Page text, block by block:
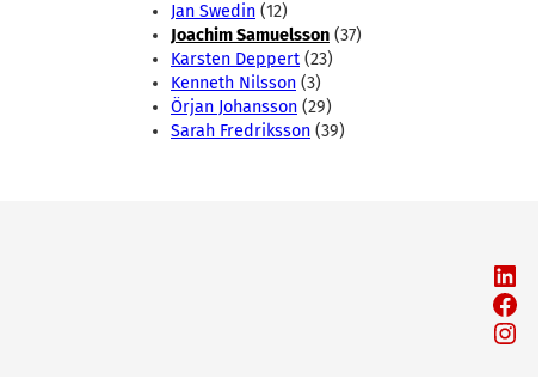
Jan Swedin (12)
Joachim Samuelsson (37)
Karsten Deppert (23)
Kenneth Nilsson (3)
Örjan Johansson (29)
Sarah Fredriksson (39)
LinkedIn
Facebook
Instagram